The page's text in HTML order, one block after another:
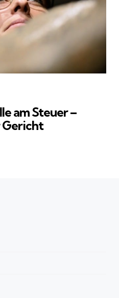
am Steuer –
Gericht